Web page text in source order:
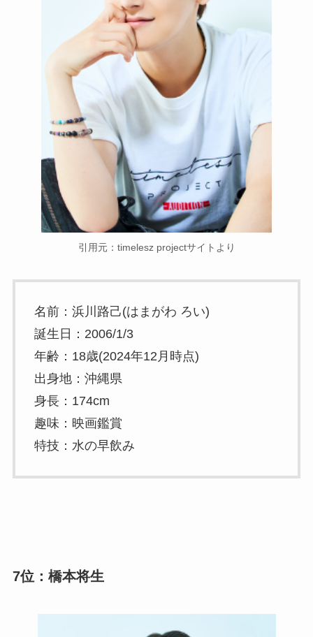
引用元：timelesz projectサイトより
名前：浜川路己(はまがわ ろい)
誕生日：2006/1/3
年齢：18歳(2024年12月時点)
出身地：沖縄県
身長：174cm
趣味：映画鑑賞
特技：水の早飲み
7位：橋本将生